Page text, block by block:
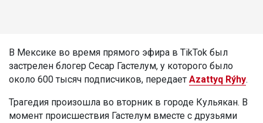
В Мексике во время прямого эфира в TikTok был
застрелен блогер Сесар Гастелум, у которого было
около 600 тысяч подписчиков, передает Azattyq Rýhy.
Трагедия произошла во вторник в городе Кульякан. В
момент происшествия Гастелум вместе с друзьями